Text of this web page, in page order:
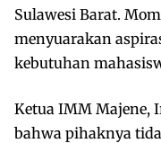
Sulawesi Barat.
menyuarakan
kebutuhan
Ketua IMM Majene,
bahwa pihaknya